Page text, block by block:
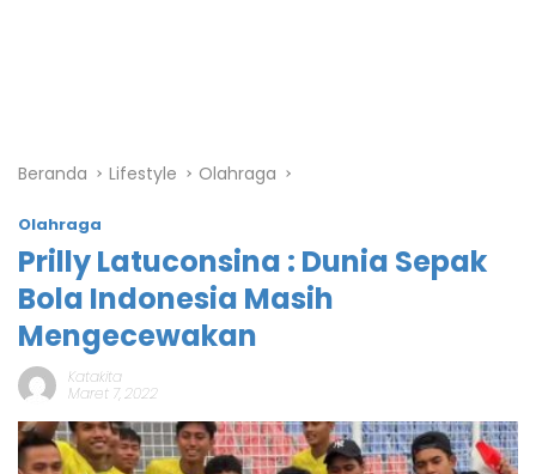
Beranda Lifestyle Olahraga
Olahraga
Prilly Latuconsina : Dunia Sepak
Bola Indonesia Masih
Mengecewakan
Katakita
Maret 7, 2022